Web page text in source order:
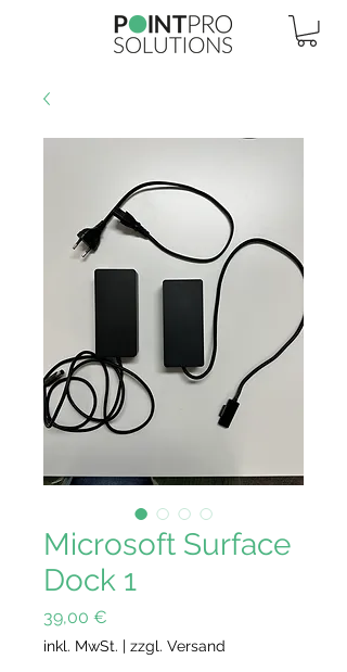
Microsoft Surface
Dock 1
39,00 €
inkl. MwSt. | zzgl. Versand